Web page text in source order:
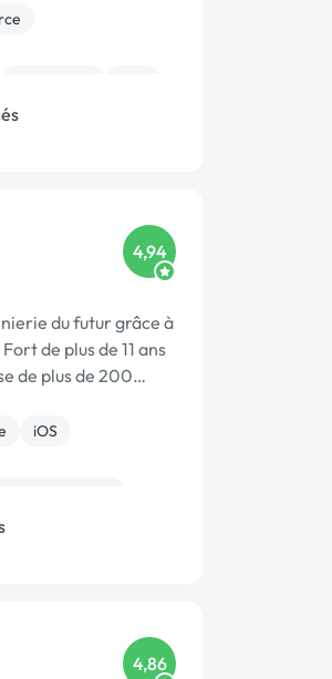
4,94
du futur grâce à
de plus de 200
iOS
4,86